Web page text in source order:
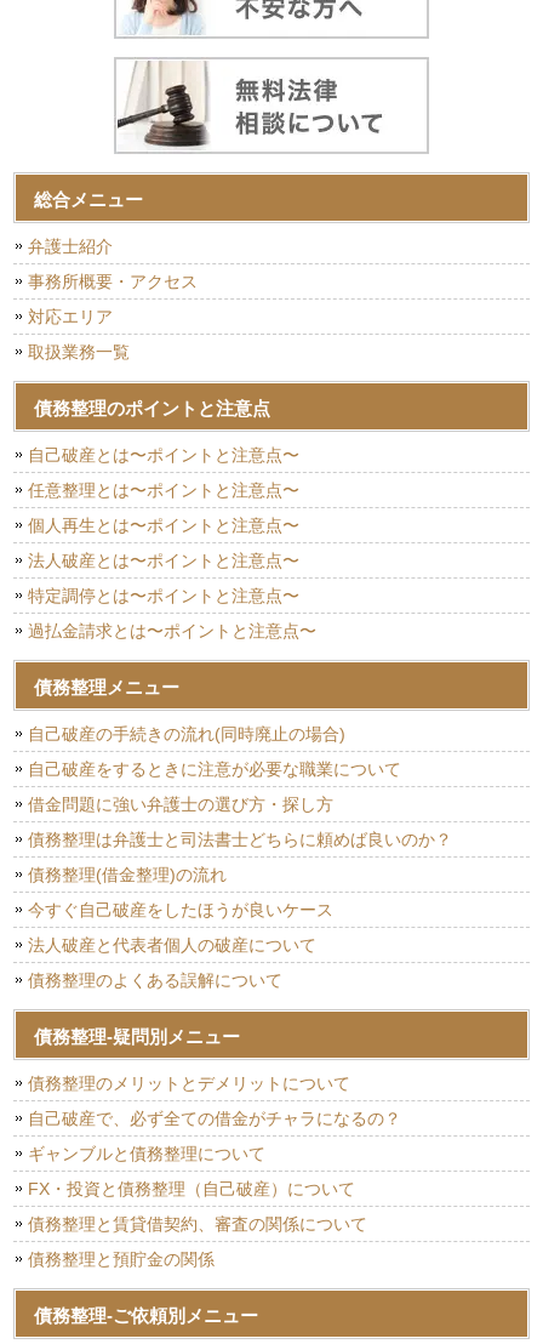
総合メニュー
弁護士紹介
事務所概要・アクセス
対応エリア
取扱業務一覧
債務整理のポイントと注意点
自己破産とは〜ポイントと注意点〜
任意整理とは〜ポイントと注意点〜
個人再生とは〜ポイントと注意点〜
法人破産とは〜ポイントと注意点〜
特定調停とは〜ポイントと注意点〜
過払金請求とは〜ポイントと注意点〜
債務整理メニュー
自己破産の手続きの流れ(同時廃止の場合)
自己破産をするときに注意が必要な職業について
借金問題に強い弁護士の選び方・探し方
債務整理は弁護士と司法書士どちらに頼めば良いのか？
債務整理(借金整理)の流れ
今すぐ自己破産をしたほうが良いケース
法人破産と代表者個人の破産について
債務整理のよくある誤解について
債務整理-疑問別メニュー
債務整理のメリットとデメリットについて
自己破産で、必ず全ての借金がチャラになるの？
ギャンブルと債務整理について
FX・投資と債務整理（自己破産）について
債務整理と賃貸借契約、審査の関係について
債務整理と預貯金の関係
債務整理-ご依頼別メニュー